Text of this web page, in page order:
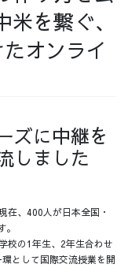
を繋ぐ、
オンライ
ズに中継を
しました
在、400人が日本全国・
校の1年生、2年生合わせ
として国際交流授業を開